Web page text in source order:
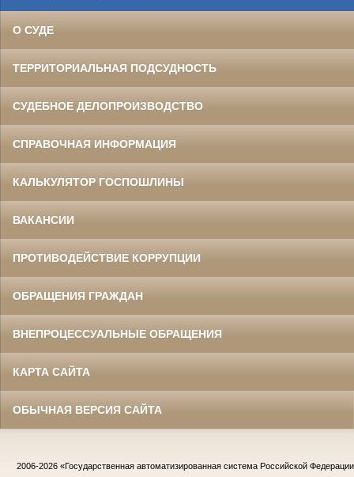
О СУДЕ
ТЕРРИТОРИАЛЬНАЯ ПОДСУДНОСТЬ
СУДЕБНОЕ ДЕЛОПРОИЗВОДСТВО
СПРАВОЧНАЯ ИНФОРМАЦИЯ
КАЛЬКУЛЯТОР ГОСПОШЛИНЫ
ВАКАНСИИ
ПРОТИВОДЕЙСТВИЕ КОРРУПЦИИ
ОБРАЩЕНИЯ ГРАЖДАН
ВНЕПРОЦЕССУАЛЬНЫЕ ОБРАЩЕНИЯ
КАРТА САЙТА
ОБЫЧНАЯ ВЕРСИЯ САЙТА
2006-2026 «Государственная автоматизированная система Российской